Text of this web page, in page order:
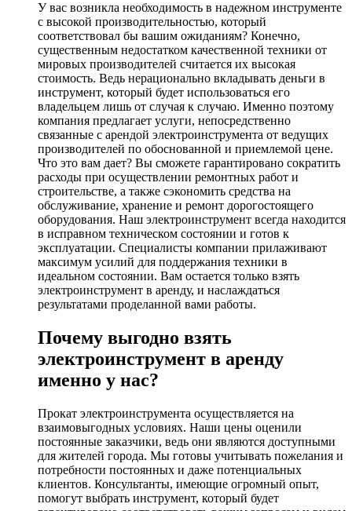
У вас возникла необходимость в надежном инструменте
с высокой производительностью, который
соответствовал бы вашим ожиданиям? Конечно,
существенным недостатком качественной техники от
мировых производителей считается их высокая
стоимость. Ведь нерационально вкладывать деньги в
инструмент, который будет использоваться его
владельцем лишь от случая к случаю. Именно поэтому
компания предлагает услуги, непосредственно
связанные с арендой электроинструмента от ведущих
производителей по обоснованной и приемлемой цене.
Что это вам дает? Вы сможете гарантировано сократить
расходы при осуществлении ремонтных работ и
строительстве, а также сэкономить средства на
обслуживание, хранение и ремонт дорогостоящего
оборудования. Наш электроинструмент всегда находится
в исправном техническом состоянии и готов к
эксплуатации. Специалисты компании прилаживают
максимум усилий для поддержания техники в
идеальном состоянии. Вам остается только взять
электроинструмент в аренду, и наслаждаться
результатами проделанной вами работы.
Почему выгодно взять
электроинструмент в аренду
именно у нас?
Прокат электроинструмента осуществляется на
взаимовыгодных условиях. Наши цены оценили
постоянные заказчики, ведь они являются доступными
для жителей города. Мы готовы учитывать пожелания и
потребности постоянных и даже потенциальных
клиентов. Консультанты, имеющие огромный опыт,
помогут выбрать инструмент, который будет